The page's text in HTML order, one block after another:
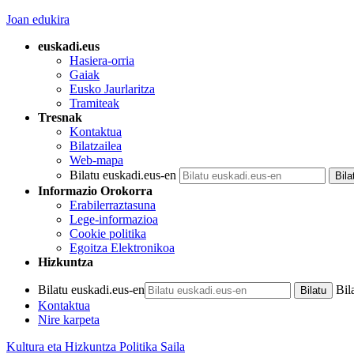
Joan edukira
euskadi.eus
Hasiera-orria
Gaiak
Eusko Jaurlaritza
Tramiteak
Tresnak
Kontaktua
Bilatzailea
Web-mapa
Bilatu euskadi.eus-en
Informazio Orokorra
Erabilerraztasuna
Lege-informazioa
Cookie politika
Egoitza Elektronikoa
Hizkuntza
Bilatu euskadi.eus-en
Kontaktua
Nire karpeta
Kultura eta Hizkuntza Politika Saila